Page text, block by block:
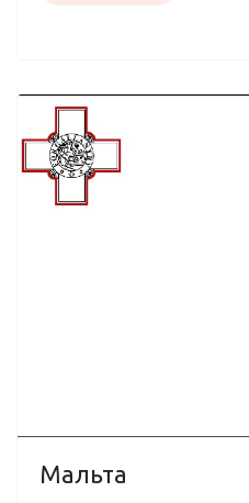
Мальта